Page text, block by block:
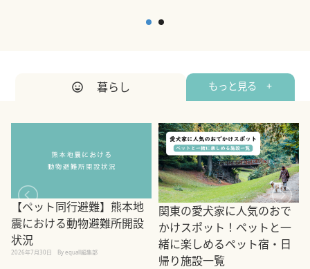
暮らし もっと見る +
【ペット同行避難】熊本地
震における動物避難所開設
状況
2026年7月30日 By equall編集部
関東の愛犬家に人気のおで
かけスポット！ペットと一
緒に楽しめるペット宿・日
帰り施設一覧